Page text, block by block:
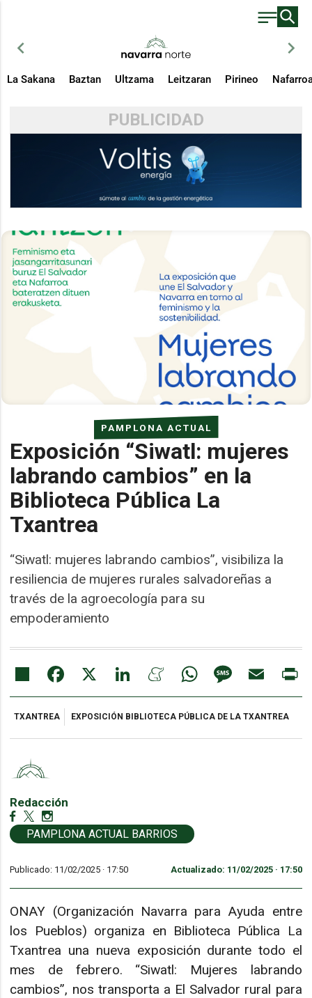
chevron_left chevron_right
La Sakana Baztan Ultzama Leitzaran Pirineo
PUBLICIDAD
PAMPLONA ACTUAL
Exposición “Siwatl: mujeres
labrando cambios” en la
Biblioteca Pública La
Txantrea
“Siwatl: mujeres labrando cambios”, visibiliza la
resiliencia de mujeres rurales salvadoreñas a
través de la agroecología para su
empoderamiento
Share Facebook LinkedIn MeneameWhatsAppMessageEmail
TXANTREA EXPOSICIÓN BIBLIOTECA PÚBLICA DE LA TXANTREA
Redacción
PAMPLONA ACTUAL BARRIOS
Publicado: 11/02/2025 · 17:50 Actualizado: 11/02/2025 · 17:50
ONAY (Organización Navarra para Ayuda entre
los Pueblos) organiza en Biblioteca Pública La
Txantrea una nueva exposición durante todo el
mes de febrero. “Siwatl: Mujeres labrando
cambios”, nos transporta a El Salvador rural para